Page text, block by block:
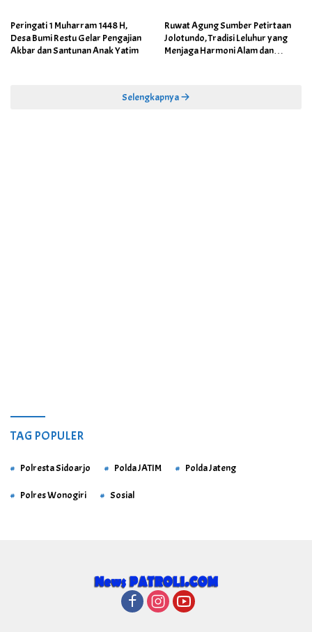
Peringati 1 Muharram 1448 H,
Desa Bumi Restu Gelar Pengajian
Akbar dan Santunan Anak Yatim
Ruwat Agung Sumber Petirtaan
Jolotundo, Tradisi Leluhur yang
Menjaga Harmoni Alam dan
Selengkapnya
TAG POPULER
Polresta Sidoarjo Polda JATIM Polda Jateng
Polres Wonogiri Sosial